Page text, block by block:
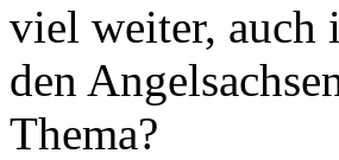
viel weiter, auch
den
Thema?